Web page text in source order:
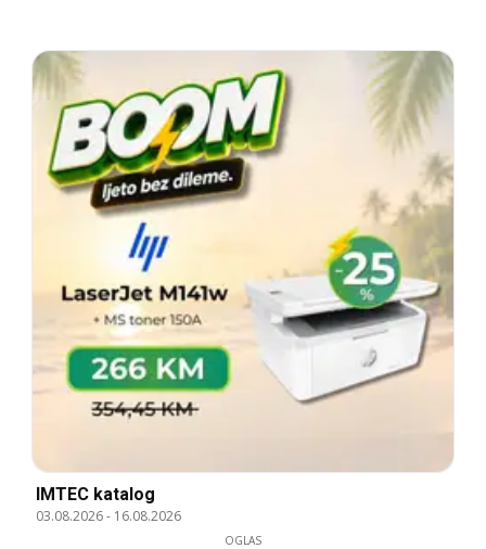
IMTEC katalog
03.08.2026- 16.08.2026
OGLAS